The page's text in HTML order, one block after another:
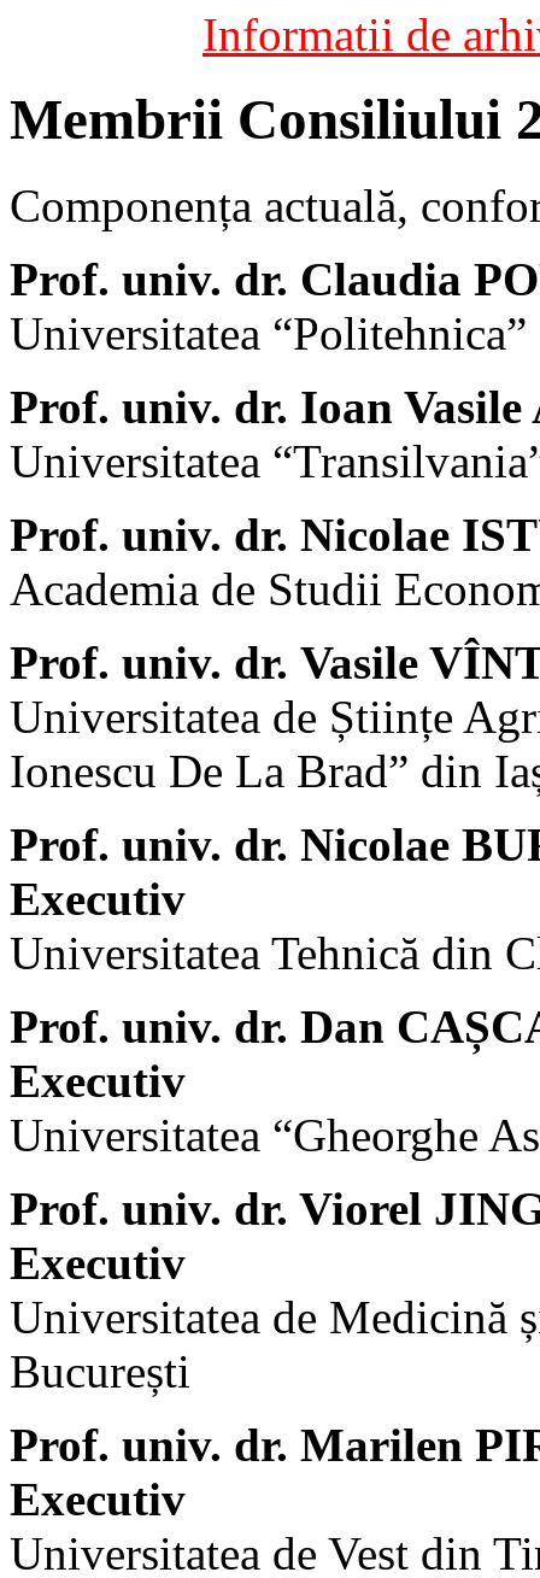
Informatii de
Membrii Consiliului
Componența actuală,
Prof. univ. dr. Claudia
Universitatea
Prof. univ. dr. Ioan
Universitatea
Prof. univ. dr. Nicolae
Academia de Studii
Prof. univ. dr. Vasile
Universitatea de Științe
Ionescu De La Brad” din
Prof. univ. dr. Nicolae
Executiv
Universitatea Tehnică din
Prof. univ. dr. Dan
Executiv
Universitatea “Gheorghe
Prof. univ. dr. Viorel
Executiv
Universitatea de Medicină
București
Prof. univ. dr. Marilen
Executiv
Universitatea de Vest din